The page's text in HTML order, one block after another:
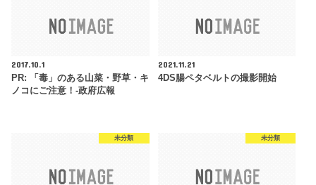
2017.10.1
PR: 「毒」のある山菜・野草・キ
ノコにご注意！-政府広報
2021.11.21
4DS腸ペタベルトの撮影開始
未分類 未分類